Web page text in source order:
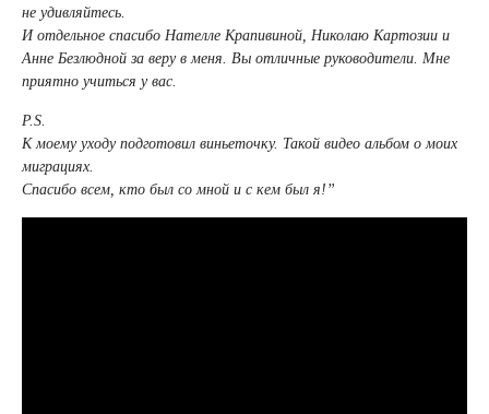
не удивляйтесь.
И отдельное спасибо Нателле Крапивиной, Николаю Картозии и
Анне Безлюдной за веру в меня. Вы отличные руководители. Мне
приятно учиться у вас.
P.S.
К моему уходу подготовил виньеточку. Такой видео альбом о моих
миграциях.
Спасибо всем, кто был со мной и с кем был я!”